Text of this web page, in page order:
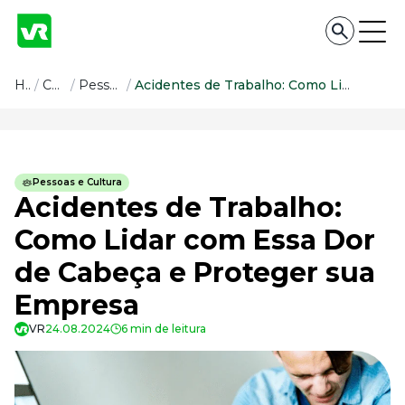
Conteúdo
Todas as categorias
Confira nossos conteúdos
Empreendedorismo
Impulsione o seu negócio
Legislação
Fique por dentro da lei
Pessoas e Cultura
Aprimore a cultura organizacional
Educação Financeira
Home / Conteúdo / Pessoas e Cultura / Acidentes de Trabalho: Como Lidar com Essa Dor de Cabeça e Proteger sua Empresa
Pessoas e Cultura
Acidentes de Trabalho:
Como Lidar com Essa Dor
de Cabeça e Proteger sua
Empresa
VR24.08.2024 6 min de leitura